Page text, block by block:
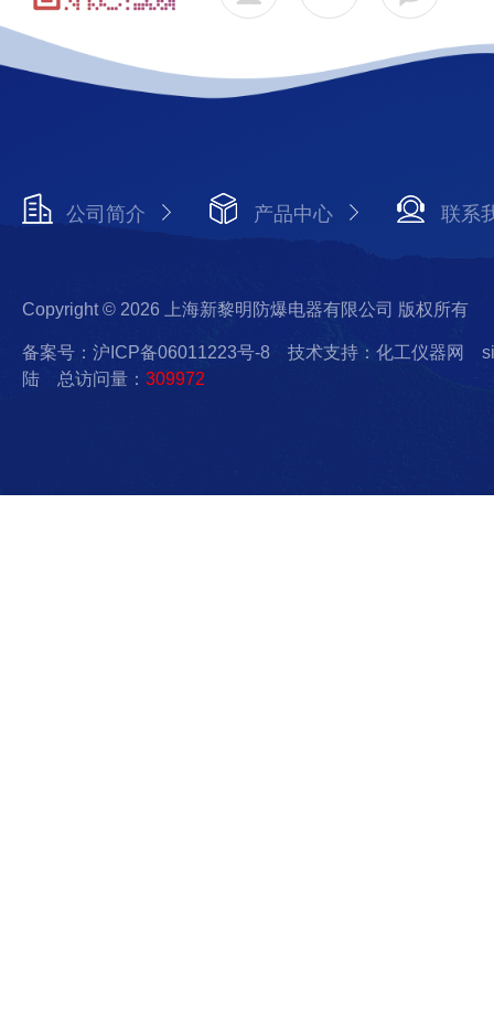
公司简介 产品中心 联系
Copyright © 2026 上海新黎明防爆电器有限公司 版权所有
备案号：沪ICP备06011223号-8 技术支持：化工仪器网
陆 总访问量： 309972